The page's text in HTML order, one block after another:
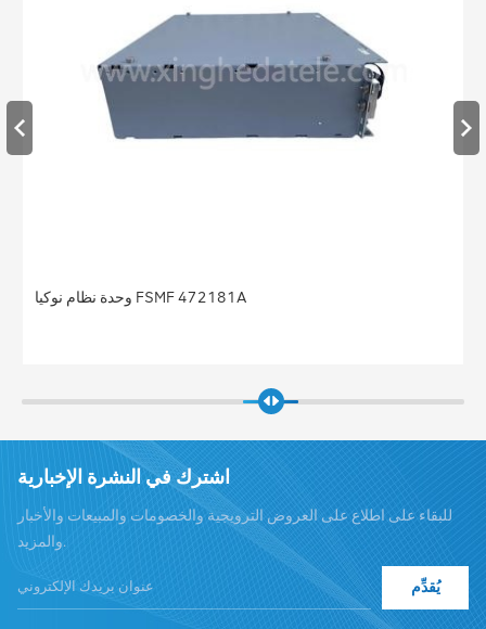
محطة نوكيا FRGU RRU 472956A FLEXI RF MODULE 6TX
اشترك في النشرة الإخبارية
للبقاء على اطلاع على العروض الترويجية والخصومات والمبيعات والأخبار
والمزيد.
يُقدِّم